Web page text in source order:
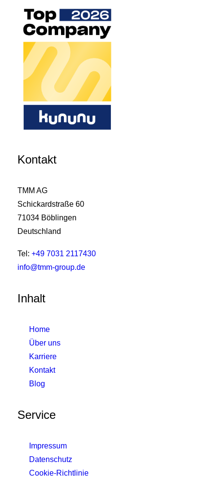
Kontakt
TMM AG
Schickardstraße 60
71034 Böblingen
Deutschland
Tel: +49 7031 2117430
info@tmm-group.de
Inhalt
Home
Über uns
Karriere
Kontakt
Blog
Service
Impressum
Datenschutz
Cookie-Richtlinie